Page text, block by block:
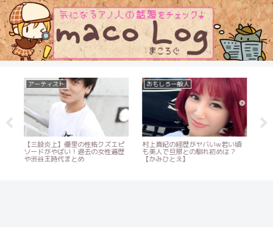
アーティスト
【三股炎上】優里の性格クズエピ
ソードがやばい！過去の女性遍歴
や渋谷王時代まとめ
おもしろ一般人
村上真紀の経歴がヤバいw若い頃
も美人で旦那との馴れ初めは？
【かみひとえ】